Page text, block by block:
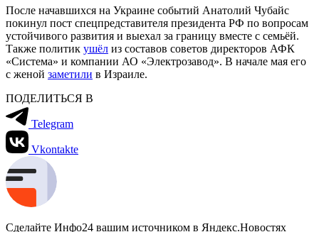
После начавшихся на Украине событий Анатолий Чубайс
покинул пост спецпредставителя президента РФ по вопросам
устойчивого развития и выехал за границу вместе с семьёй.
Также политик ушёл из составов советов директоров АФК
«Система» и компании АО «Электрозавод». В начале мая его
с женой заметили в Израиле.
ПОДЕЛИТЬСЯ В
Telegram
Vkontakte
Сделайте Инфо24 вашим источником в Яндекс.Новостях